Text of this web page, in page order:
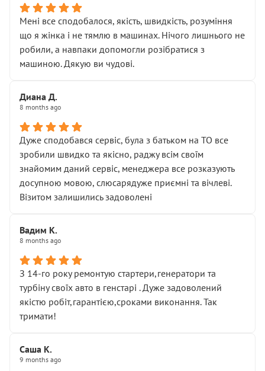
Мені все сподобалося, якість, швидкість, розуміння
що я жінка і не тямлю в машинах. Нічого лишнього не
робили, а навпаки допомогли розібратися з
машиною. Дякую ви чудові.
Диана Д.
8 months ago
Дуже сподобався сервіс, була з батьком на ТО все
зробили швидко та якісно, раджу всім своїм
знайомим даний сервіс, менеджера все розказують
досупною мовою, слюсарядуже приємні та вічлеві.
Візитом залишились задоволені
Вадим К.
8 months ago
З 14-го року ремонтую стартери,генератори та
турбіну своїх авто в генстарі . Дуже задоволений
якістю робіт,гарантією,сроками виконання. Так
тримати!
Саша К.
9 months ago